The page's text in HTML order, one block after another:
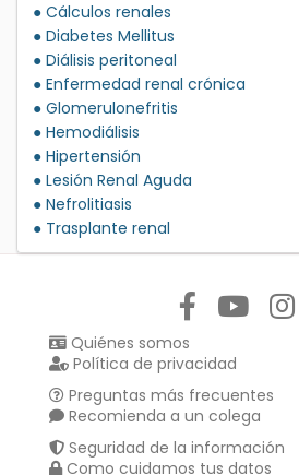
● Cálculos renales
● Diabetes Mellitus
● Diálisis peritoneal
● Enfermedad renal crónica
● Glomerulonefritis
● Hemodiálisis
● Hipertensión
● Lesión Renal Aguda
● Nefrolitiasis
● Trasplante renal
Quiénes somos
Política de privacidad
Preguntas más frecuentes
Recomienda a un colega
Seguridad de la información
Como cuidamos tus datos